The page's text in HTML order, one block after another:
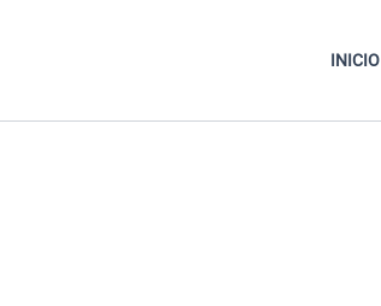
INICIO